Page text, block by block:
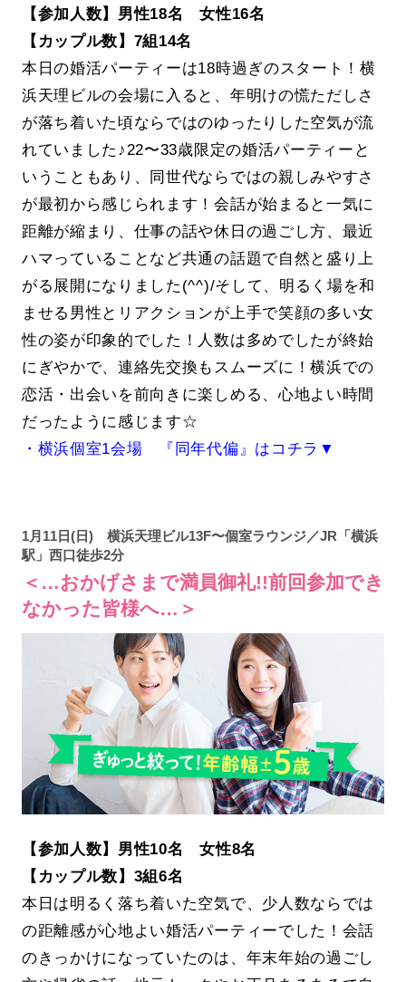
【参加人数】男性18名 女性16名
【カップル数】7組14名
本日の婚活パーティーは18時過ぎのスタート！横
浜天理ビルの会場に入ると、年明けの慌ただしさ
が落ち着いた頃ならではのゆったりした空気が流
れていました♪22〜33歳限定の婚活パーティーと
いうこともあり、同世代ならではの親しみやすさ
が最初から感じられます！会話が始まると一気に
距離が縮まり、仕事の話や休日の過ごし方、最近
ハマっていることなど共通の話題で自然と盛り上
がる展開になりました(^^)/そして、明るく場を和
ませる男性とリアクションが上手で笑顔の多い女
性の姿が印象的でした！人数は多めでしたが終始
にぎやかで、連絡先交換もスムーズに！横浜での
恋活・出会いを前向きに楽しめる、心地よい時間
だったように感じます☆
・横浜個室1会場 『同年代偏』はコチラ▼
1月11日(日) 横浜天理ビル13F〜個室ラウンジ／JR「横浜
駅」西口徒歩2分
＜…おかげさまで満員御礼!!前回参加でき
なかった皆様へ…＞
【参加人数】男性10名 女性8名
【カップル数】3組6名
本日は明るく落ち着いた空気で、少人数ならでは
の距離感が心地よい婚活パーティーでした！会話
のきっかけになっていたのは、年末年始の過ごし